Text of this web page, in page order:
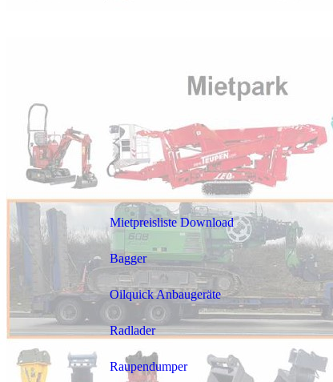
Mietpreisliste Download
Bagger
Oilquick Anbaugeräte
Radlader
Raupendumper